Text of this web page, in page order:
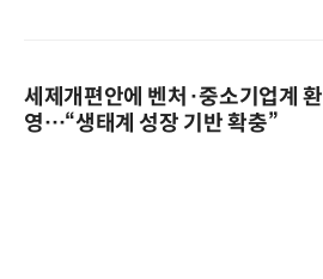
세제개편안에 벤처·중소기업계 환
영…“생태계 성장 기반 확충”